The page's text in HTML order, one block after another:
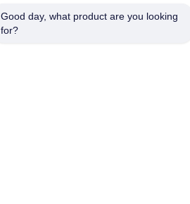
ชั้น 25 ศูนย์การค้า Huafu เขตเหวิน
Good day, what product are you looking
for?